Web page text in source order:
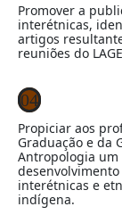
Promover a
interétnicas,
artigos
reuniões do
04
Propiciar aos
Graduação e da
Antropologia um
interétnicas e
indígena.